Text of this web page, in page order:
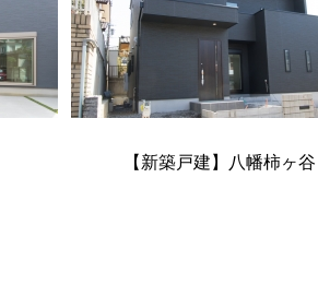
【新築戸建】八幡柿ヶ谷